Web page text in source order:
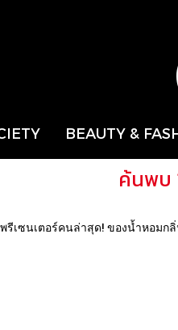
BEAUTY &
ค้นพบ
รีเซนเตอร์คนล่าสุด! ของน้ำหอมก